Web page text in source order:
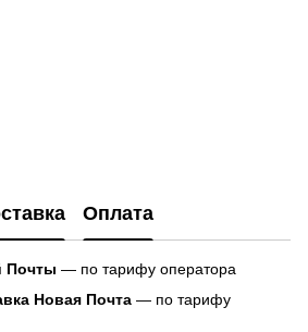
Оплата
Почты — по тарифу оператора
Новая Почта — по тарифу